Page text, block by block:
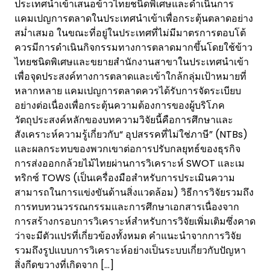
ประเทศนำเข้าเสนอข้าวไทยชนิดพิเศษและดำเนินการ
แคมเปญการตลาดในประเทศนำเข้าเพื่อกระตุ้นตลาดอย่าง
สม่ำเสมอ ในขณะที่อยู่ในประเทศที่ไม่มีมาตรการตอบโต้
ควรมีการดำเนินกิจกรรมทางการตลาดมากขึ้นโดยใช้ข้าว
ไทยชนิดพิเศษและขยายสำนักงานสาขาในประเทศนำเข้า
เพื่อจุดประสงค์ทางการตลาดและเข้าใกล้กลุ่มเป้าหมายที่
หลากหลาย แคมเปญการตลาดควรได้รับการจัดระเบียบ
อย่างต่อเนื่องเพื่อกระตุ้นความต้องการของผู้บริโภค
วัตถุประสงค์หลักของบทความวิจัยนี้คือการศึกษาและ
สังเคราะห์ความรู้เกี่ยวกับ“ อุปสรรคที่ไม่ใช่ภาษี” (NTBs)
และผลกระทบของพวกเขาต่อการปรับกลยุทธ์ของธุรกิจ
การส่งออกกล้วยไม้ไทยผ่านการวิเคราะห์ SWOT และเม
ทริกซ์ TOWS (เป็นเครื่องมือสำหรับการประเมินความ
สามารถในการแข่งขันด้านสิ่งแวดล้อม) วิธีการวิจัยรวมถึง
การทบทวนวรรณกรรมและการศึกษาเอกสารเนื่องจาก
การสร้างกรอบการวิเคราะห์สำหรับการวิจัยเพิ่มเติมซึ่งคาด
ว่าจะมีตัวแปรที่เกี่ยวข้องทั้งหมด คำแนะนำจากการวิจัย
รวมถึงรูปแบบการวิเคราะห์อย่างเป็นระบบเกี่ยวกับปัญหา
สิ่งกีดขวางที่เกิดจาก […]